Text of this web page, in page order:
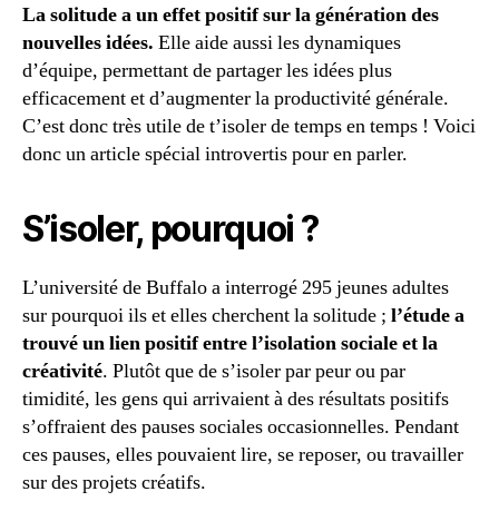
La solitude a un effet positif sur la génération des
nouvelles idées. Elle aide aussi les dynamiques
d’équipe, permettant de partager les idées plus
efficacement et d’augmenter la productivité générale.
C’est donc très utile de t’isoler de temps en temps ! Voici
donc un article spécial introvertis pour en parler.
S’isoler, pourquoi ?
L’université de Buffalo a interrogé 295 jeunes adultes
sur pourquoi ils et elles cherchent la solitude ; l’étude a
trouvé un lien positif entre l’isolation sociale et la
créativité. Plutôt que de s’isoler par peur ou par
timidité, les gens qui arrivaient à des résultats positifs
s’offraient des pauses sociales occasionnelles. Pendant
ces pauses, elles pouvaient lire, se reposer, ou travailler
sur des projets créatifs.